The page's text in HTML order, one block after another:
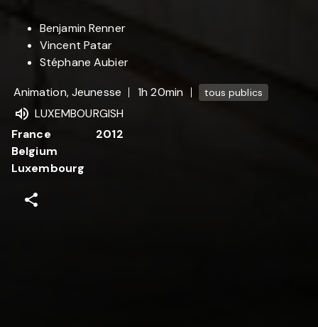
Benjamin Renner
Vincent Patar
Stéphane Aubier
Animation, Jeunesse
1h 20min tous publics
LUXEMBOURGISH
France
Belgium
Luxembourg
2012